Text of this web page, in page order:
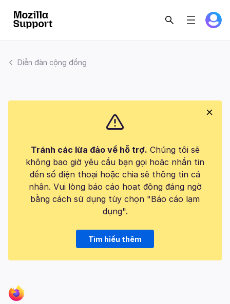
Diễn đàn cộng đồng
Tránh các lừa đảo về hỗ trợ. Chúng tôi sẽ
không bao giờ yêu cầu bạn gọi hoặc nhắn tin
đến số điện thoại hoặc chia sẻ thông tin cá
nhân. Vui lòng báo cáo hoạt động đáng ngờ
bằng cách sử dụng tùy chọn "Báo cáo lạm
dụng".
Tìm hiểu thêm